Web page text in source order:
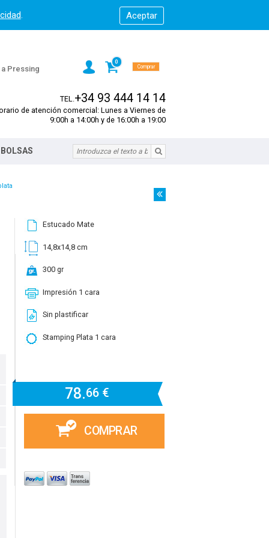
.
a Pressing
0
Comprar
TEL.+34 93 444 14 14
de atención comercial: Lunes a Viernes de
9:00h a 14:00h y de 16:00h a 19:00
Estucado Mate
14,8x14,8 cm
300 gr
Impresión 1 cara
Sin plastificar
Stamping Plata 1 cara
78.66 €
COMPRAR